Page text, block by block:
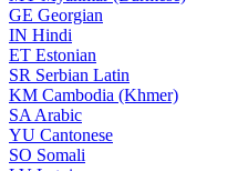
GE Georgian
IN Hindi
ET Estonian
SR Serbian Latin
KM Cambodia (Khmer)
SA Arabic
YU Cantonese
SO Somali